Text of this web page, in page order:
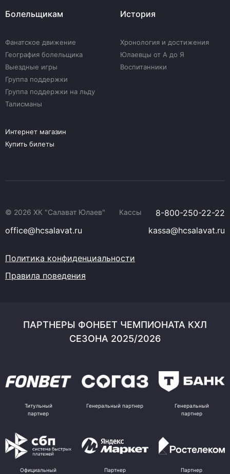
Болельщикам
Фанатское движение
География болельщика
Выездные игры
Группа поддержки
Группа поддержки на льду
Талисманы
История
Хронология и достижения
Юлаевцы от А до Я
Воспитанники
Интернет магазин
Купить билеты
© 2026 ХК "Салават Юлаев" Кассы
8-800-250-22-22
office@hcsalavat.ru
kassa@hcsalavat.ru
Политика конфиденциальности
Правила поведения
ПАРТНЕРЫ ФОНБЕТ ЧЕМПИОНАТА КХЛ
СЕЗОНА 2025/2026
Титульный
партнер
Генеральный партнер
Генеральный
партнер
Официальный Партнер Партнер